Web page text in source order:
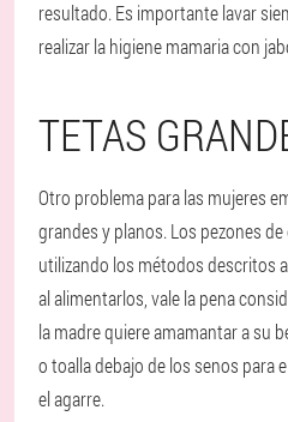
resultado. Es importante lavar
realizar la higiene mamaria con
TETAS
Otro problema para las mujeres
grandes y planos. Los pezones
utilizando los métodos descritos
al alimentarlos, vale la pena
la madre quiere amamantar a su
o toalla debajo de los senos para
el agarre.